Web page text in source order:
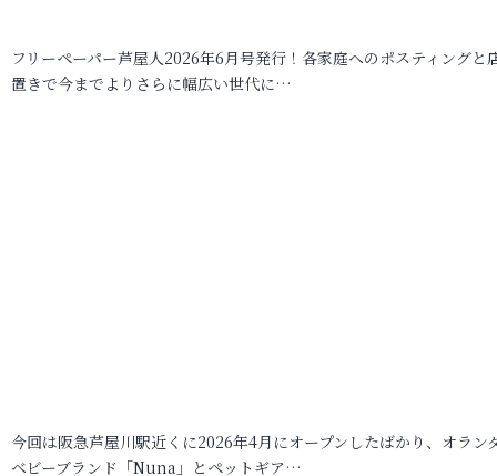
フリーペーパー芦屋人2026年6月号発行！各家庭へのポスティングと
置きで今までよりさらに幅広い世代に…
今回は阪急芦屋川駅近くに2026年4月にオープンしたばかり、オラン
ベビーブランド「Nuna」とペットギア…